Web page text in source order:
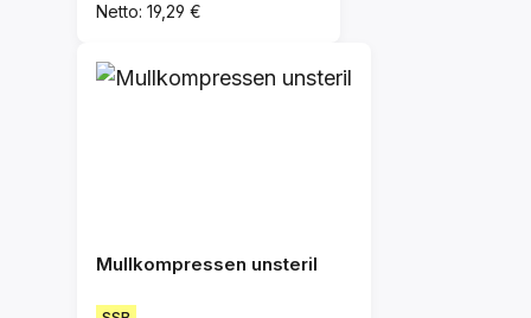
Netto: 19,29 €
Mullkompressen unsteril